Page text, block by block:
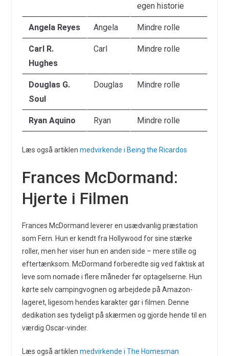
egen historie
Angela Reyes Angela Mindre rolle
Carl R.
Hughes
Carl Mindre rolle
Douglas G.
Soul
Douglas Mindre rolle
Ryan Aquino Ryan Mindre rolle
Læs også artiklen medvirkende i Being the Ricardos
Frances McDormand:
Hjerte i Filmen
Frances McDormand leverer en usædvanlig præstation
som Fern. Hun er kendt fra Hollywood for sine stærke
roller, men her viser hun en anden side – mere stille og
eftertænksom. McDormand forberedte sig ved faktisk at
leve som nomade i flere måneder før optagelserne. Hun
kørte selv campingvognen og arbejdede på Amazon-
lageret, ligesom hendes karakter gør i filmen. Denne
dedikation ses tydeligt på skærmen og gjorde hende til en
værdig Oscar-vinder.
Læs også artiklen medvirkende i The Homesman